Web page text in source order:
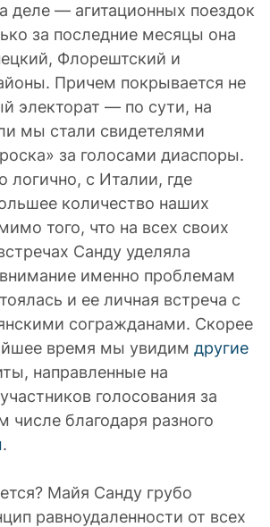
деле — агитационных поездок
за последние месяцы она
Флорештский и
Причем покрывается не
электорат — по сути, на
мы стали свидетелями
за голосами диаспоры.
логично, с Италии, где
количество наших
того, что на всех своих
Санду уделяла
именно проблемам
и ее личная встреча с
согражданами. Скорее
время мы увидим другие
направленные на
голосования за
числе благодаря разного
.
Майя Санду грубо
равноудаленности от всех